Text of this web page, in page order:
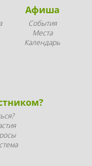
Афиша
События
Места
Календарь